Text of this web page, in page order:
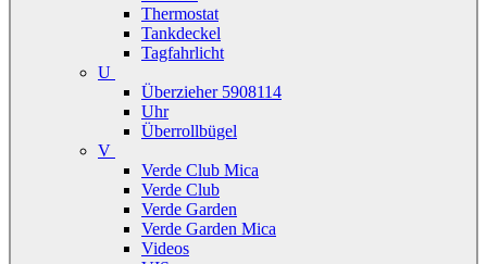
Thermostat
Tankdeckel
Tagfahrlicht
U
Überzieher 5908114
Uhr
Überrollbügel
V
Verde Club Mica
Verde Club
Verde Garden
Verde Garden Mica
Videos